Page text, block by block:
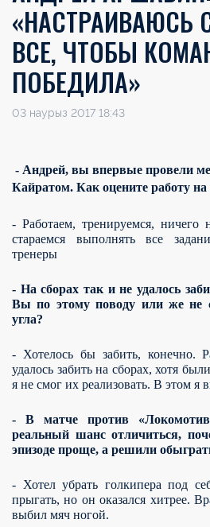
«НАСТРАИВАЮСЬ
ВСЕ, ЧТОБЫ
ПОБЕДИЛА»
03 наурыз 2017 18:43
- Андрей, вы впервые провели
Кайратом. Как оцените работу
- Работаем, тренируемся, ничего
стараемся выполнять все
тренеры
- На сборах так и не удалось
Вы по этому поводу или же не
угла?
- Хотелось бы забить, конечно.
удалось забить на сборах, хотя
я не смог их реализовать. В этом я
- В матче против
реальный шанс отличиться,
эпизоде проще, а решили
- Хотел убрать голкипера под
прыгать, но он оказался хитрее.
выбил мяч ногой.